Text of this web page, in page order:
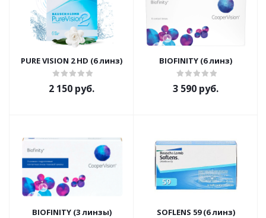
PURE VISION 2 HD (6 линз)
2 150 руб.
BIOFINITY (6 линз)
3 590 руб.
BIOFINITY (3 линзы) SOFLENS 59 (6 линз)